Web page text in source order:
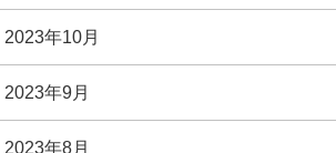
2023年10月
2023年9月
2023年8月